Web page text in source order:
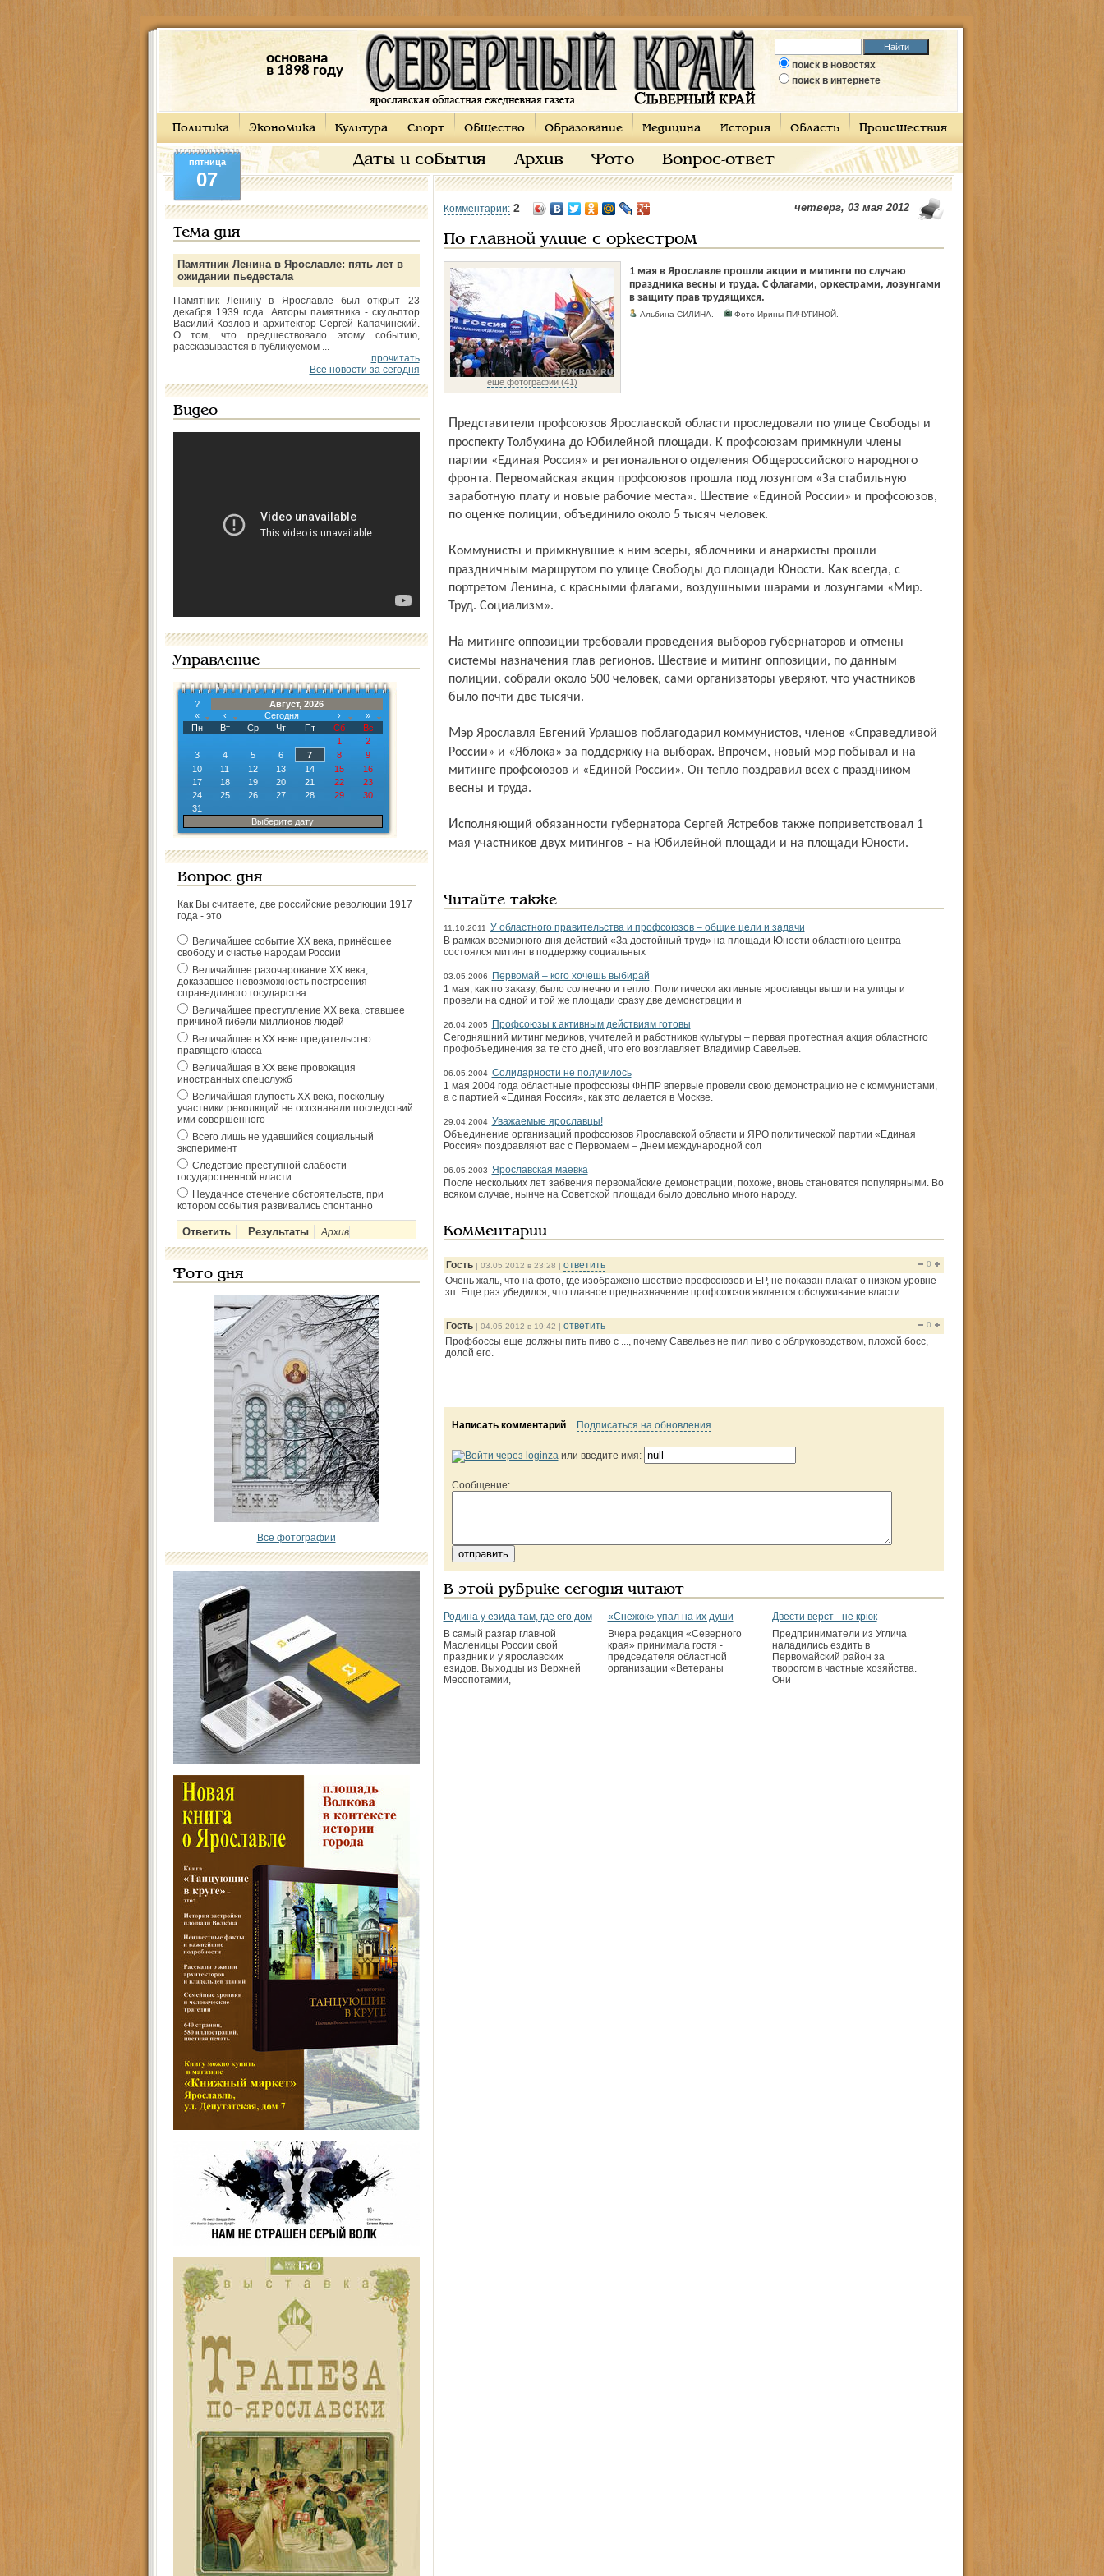
основана
в 1898 году
поиск в новостях
поиск в интернете
Политика Экономика Культура Спорт Общество Образование Медицина История Область Происшествия
Даты и события Архив Фото Вопрос-ответ
пятница
07
Тема дня
Памятник Ленина в Ярославле: пять лет в
ожидании пьедестала
Памятник Ленину в Ярославле был открыт 23
декабря 1939 года. Авторы памятника - скульптор
Василий Козлов и архитектор Сергей Капачинский.
О том, что предшествовало этому событию,
рассказывается в публикуемом ...
прочитать
Все новости за сегодня
Видео
Управление
?
Август, 2026
«
‹ Сегодня ›
»
Пн
Вт Ср Чт Пт Сб
Вс
1
2
3
4 5 6 7 8
9
10
11 12 13 14 15
16
17
18 19 20 21 22
23
24
25 26 27 28 29
30
31
Выберите дату
Вопрос дня
Как Вы считаете, две российские революции 1917
года - это
Величайшее событие ХХ века, принёсшее
свободу и счастье народам России
Величайшее разочарование ХХ века,
доказавшее невозможность построения
справедливого государства
Величайшее преступление ХХ века, ставшее
причиной гибели миллионов людей
Величайшее в ХХ веке предательство
правящего класса
Величайшая в ХХ веке провокация
иностранных спецслужб
Величайшая глупость ХХ века, поскольку
участники революций не осознавали последствий
ими совершённого
Всего лишь не удавшийся социальный
эксперимент
Следствие преступной слабости
государственной власти
Неудачное стечение обстоятельств, при
котором события развивались спонтанно
Архив
Фото дня
Все фотографии
Комментарии: 2 четверг, 03 мая 2012
По главной улице с оркестром
еще фотографии (41)
1 мая в Ярославле прошли акции и митинги по случаю
праздника весны и труда. С флагами, оркестрами, лозунгами
в защиту прав трудящихся.
Альбина СИЛИНА. Фото Ирины ПИЧУГИНОЙ.
Представители профсоюзов Ярославской области проследовали по улице Свободы и
проспекту Толбухина до Юбилейной площади. К профсоюзам примкнули члены
партии «Единая Россия» и регионального отделения Общероссий­ского народного
фронта. Первомайская акция профсоюзов прошла под лозунгом «За стабильную
заработную плату и новые рабочие места». Шествие «Единой России» и проф­союзов,
по оценке полиции, объединило около 5 тысяч человек.
Коммунисты и примкнувшие к ним эсеры, яблочники и анархисты прошли
праздничным маршрутом по улице Свободы до площади Юности. Как всегда, с
портретом Ленина, с красными флагами, воздушными шарами и лозунгами «Мир.
Труд. Социализм».
На митинге оппозиции требовали проведения выборов губернаторов и отмены
системы назначения глав регионов. Шествие и митинг оппозиции, по данным
полиции, собрали около 500 человек, сами организаторы уверяют, что участников
было почти две тысячи.
Мэр Ярославля Евгений Урлашов поблагодарил коммунистов, членов «Справедливой
России» и «Яблока» за поддержку на выборах. Впрочем, новый мэр побывал и на
митинге профсоюзов и «Единой России». Он тепло поздравил всех с праздником
весны и труда.
Исполняющий обязанности губернатора Сергей Ястребов также поприветствовал 1
мая участников двух митингов – на Юбилейной площади и на площади Юности.
Читайте также
11.10.2011
У областного правительства и профсоюзов – общие цели и задачи
В рамках всемирного дня дей­ствий «За достойный труд» на площади Юности областного центра
состоялся митинг в поддержку социальных
03.05.2006
Первомай – кого хочешь выбирай
1 мая, как по заказу, было солнечно и тепло. Политически активные ярославцы вышли на улицы и
провели на одной и той же площади сразу две демонстрации и
26.04.2005
Профсоюзы к активным действиям готовы
Сегодняшний митинг медиков, учителей и работников культуры – первая протестная акция областного
профобъединения за те сто дней, что его возглавляет Владимир Савельев.
06.05.2004 Солидарности не получилось
1 мая 2004 года областные профсоюзы ФНПР впервые провели свою демонстрацию не с коммунистами,
а с партией «Единая Россия», как это делается в Москве.
29.04.2004 Уважаемые ярославцы!
Объединение организаций профсоюзов Ярославской области и ЯРО политической партии «Единая
Россия» поздравляют вас с Первомаем – Днем международной сол
06.05.2003 Ярославская маевка
После нескольких лет забвения первомайские демонстрации, похоже, вновь становятся популярными. Во
всяком случае, нынче на Советской площади было довольно много народу.
Комментарии
Гость| 03.05.2012 в 23:28 | ответить 0
Очень жаль, что на фото, где изображено шествие профсоюзов и ЕР, не показан плакат о низком уровне
зп. Еще раз убедился, что главное предназначение профсоюзов является обслуживание власти.
Гость| 04.05.2012 в 19:42 | ответить 0
Профбоссы еще должны пить пиво с ..., почему Савельев не пил пиво с облруководством, плохой босс,
долой его.
Написать комментарий Подписаться на обновления
или введите имя:
Сообщение:
В этой рубрике сегодня читают
Родина у езида там, где его дом
В самый разгар главной
Масленицы России свой
праздник и у ярославских
езидов. Выходцы из Верхней
Месопотамии,
«Снежок» упал на их души
Вчера редакция «Северного
края» принимала гостя -
председателя областной
организации «Ветераны
Двести верст - не крюк
Предприниматели из Углича
наладились ездить в
Первомайский район за
творогом в частные хозяйства.
Они